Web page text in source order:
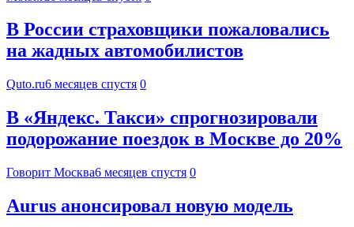
В России страховщики пожаловались
на жадных автомобилистов
Quto.ru6 месяцев спустя 0
В «Яндекс. Такси» спрогнозировали
подорожание поездок в Москве до 20%
Говорит Москва6 месяцев спустя 0
Aurus анонсировал новую модель